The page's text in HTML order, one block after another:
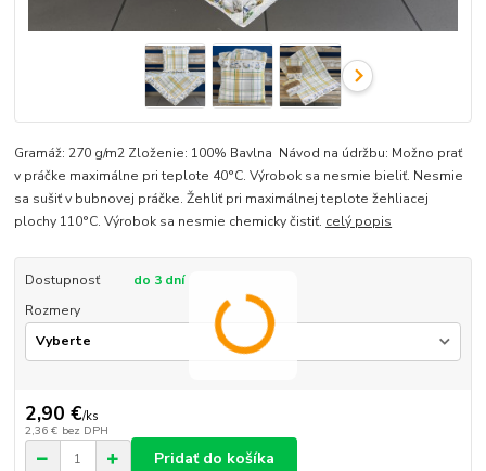
Gramáž: 270 g/m2 Zloženie: 100% Bavlna Návod na údržbu: Možno prať
v práčke maximálne pri teplote 40°C. Výrobok sa nesmie bieliť. Nesmie
sa sušiť v bubnovej práčke. Žehliť pri maximálnej teplote žehliacej
plochy 110°C. Výrobok sa nesmie chemicky čistiť. celý popis
Dostupnosť
do 3 dní
Rozmery
2,90 €/ks
2,36 € bez DPH
Pridať do košíka